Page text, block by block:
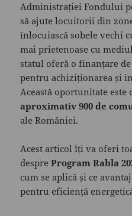
Administrației Fondului
să ajute locuitorii din
înlocuiască sobele vechi
mai prietenoase cu
statul oferă o finanțare
pentru achiziționarea și
Această oportunitate
aproximativ 900 de
ale României.
Acest articol îți va oferi
despreProgram Rabla
cum se aplică și ce
pentru eficiență